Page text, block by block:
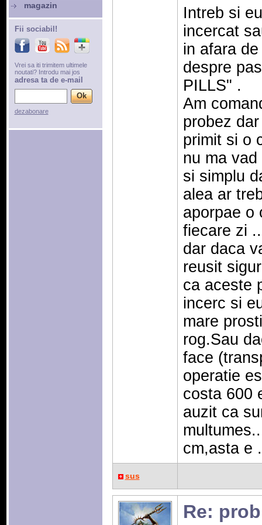
Intreb si
incercat
in afara
despre
PILLS" .
Am
probez
primit si o
nu ma
si simplu
alea ar
aporpae o
fiecare zi
dar daca
reusit
ca aceste
incerc si
mare
rog.Sau
face
operatie
costa 600
auzit ca
cm,asta e
sus
Re:
magazin
Fii sociabil!
Vrei sa iti trimitem ultimele
noutati? Introdu mai jos
adresa ta de e-mail
dezabonare